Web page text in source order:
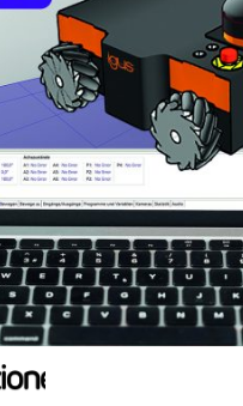
screen typing keyboard. Computer